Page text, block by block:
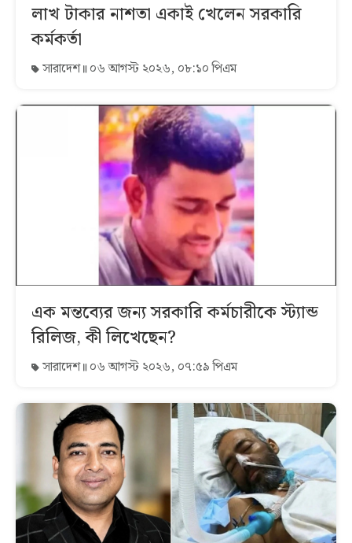
লাখ টাকার নাশতা একাই খেলেন সরকারি
কর্মকর্তা
সারাদেশ ০৬ আগস্ট ২০২৬, ০৮:১০ পিএম
এক মন্তব্যের জন্য সরকারি কর্মচারীকে স্ট্যান্ড
রিলিজ, কী লিখেছেন?
সারাদেশ ০৬ আগস্ট ২০২৬, ০৭:৫৯ পিএম